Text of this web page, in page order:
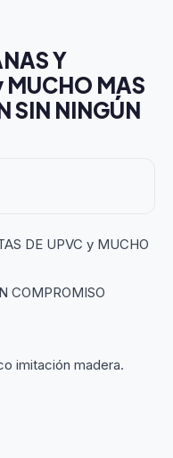
Y
MUCHO MAS
SIN NINGÚN
DE UPVC y MUCHO
COMPROMISO
imitación madera.